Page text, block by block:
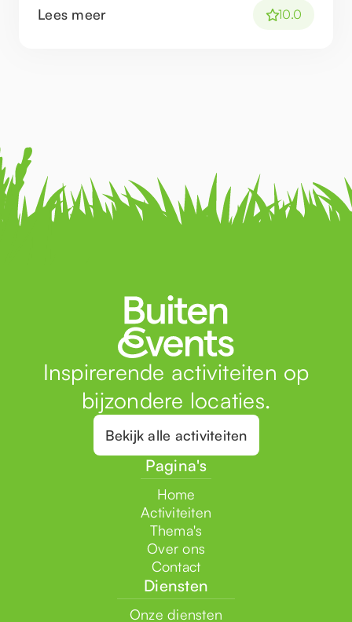
Lees meer
10.0
Inspirerende activiteiten op
bijzondere locaties.
Bekijk alle activiteiten
Pagina's
Home
Activiteiten
Thema's
Over ons
Contact
Diensten
Onze diensten